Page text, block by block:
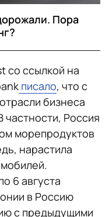
Пора
со ссылкой на
писало, что с
бизнеса
частности, Россия
морепродуктов
нарастила
6 августа
в Россию
с предыдущими